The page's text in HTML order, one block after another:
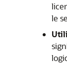
le